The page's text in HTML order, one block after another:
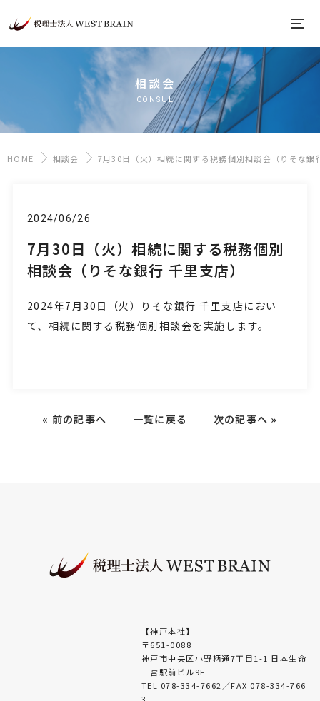
相談会
CONSUL
HOME 相談会 7月30日（火）相続に関する税務個別相談会（りそな銀
2024/06/26
7月30日（火）相続に関する税務個別
相談会（りそな銀行 千里支店）
2024年7月30日（火）りそな銀行 千里支店におい
て、相続に関する税務個別相談会を実施します。
« 前の記事へ 一覧に戻る 次の記事へ »
【神戸本社】
〒651-0088
神戸市中央区小野柄通7丁目1-1 日本生命
三宮駅前ビル9F
TEL 078-334-7662／FAX 078-334-766